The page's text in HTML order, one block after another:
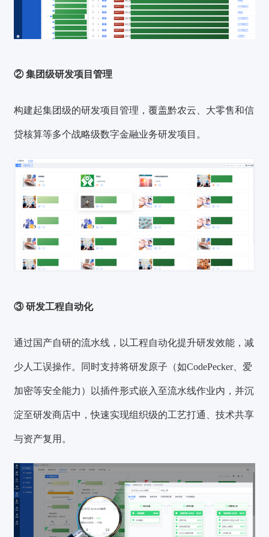
② 集团级研发项目管理
构建起集团级的研发项目管理，覆盖黔农云、大零售和信
贷核算等多个战略级数字金融业务研发项目。
③ 研发工程自动化
通过国产自研的流水线，以工程自动化提升研发效能，减
少人工误操作。同时支持将研发原子（如CodePecker、爱
加密等安全能力）以插件形式嵌入至流水线作业内，并沉
淀至研发商店中，快速实现组织级的工艺打通、技术共享
与资产复用。